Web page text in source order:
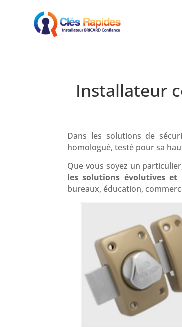
Installateur
Dans les solutions de
homologué, testé pour sa
Que vous soyez un
les solutions évolutives et
bureaux, éducation,